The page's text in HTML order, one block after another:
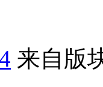
来自版